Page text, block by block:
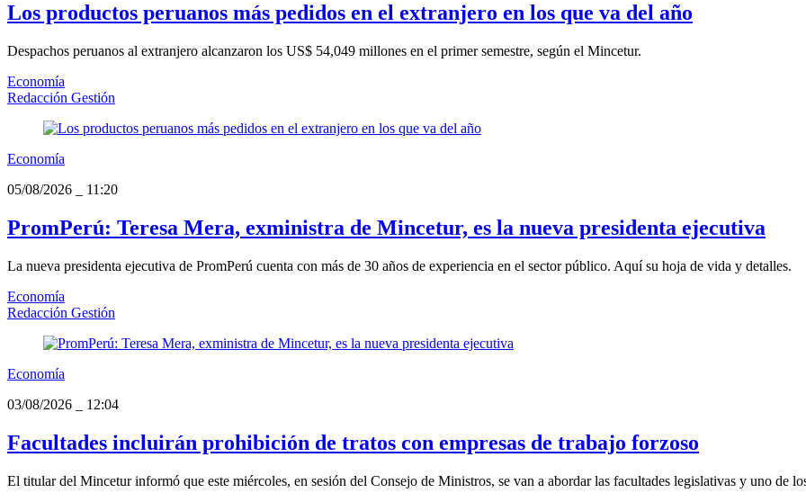
Los productos peruanos más pedidos en el extranjero en los que va del año
Despachos peruanos al extranjero alcanzaron los US$ 54,049 millones en el primer semestre, según el Mincetur.
Economía
Redacción Gestión
Economía
05/08/2026
11:20
PromPerú: Teresa Mera, exministra de Mincetur, es la nueva presidenta ejecutiva
La nueva presidenta ejecutiva de PromPerú cuenta con más de 30 años de experiencia en el sector público. Aquí su hoja de vida y detalles.
Economía
Redacción Gestión
Economía
03/08/2026
12:04
Facultades incluirán prohibición de tratos con empresas de trabajo forzoso
El titular del Mincetur informó que este miércoles, en sesión del Consejo de Ministros, se van a abordar las facultades legislativas y uno de